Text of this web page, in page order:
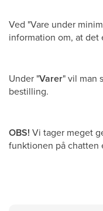
Ved "Vare under
information om, at det
Under "Varer" vil man
bestilling.
OBS! Vi tager meget
funktionen på chatten